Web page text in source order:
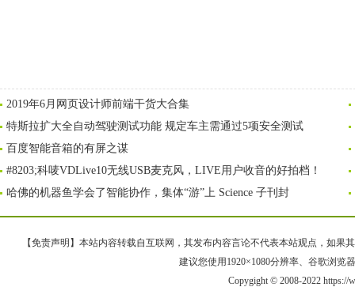
2019年6月网页设计师前端干货大合集
特斯拉扩大全自动驾驶测试功能 规定车主需通过5项安全测试
百度智能音箱的有屏之谋
#8203;科唛VDLive10无线USB麦克风，LIVE用户收音的好拍档！
哈佛的机器鱼学会了智能协作，集体“游”上 Science 子刊封
【免责声明】本站内容转载自互联网，其发布内容言论不代表本站观点，如果
建议您使用1920×1080分辨率、谷歌浏览
Copygight © 2008-2022 https://